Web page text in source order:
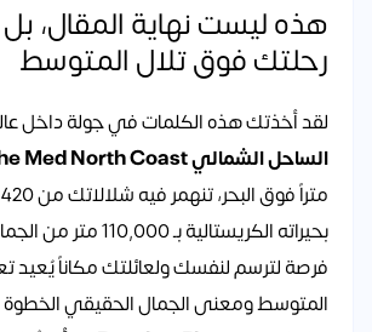
هذه ليست نهاية المقال، بل
رحلتك فوق تلال المتوسط
لقد أخذتك هذه الكلمات في جولة داخل
الساحل الشمالي The Med North Coast
بحيراته الكريستالية بـ
فرصة لترسم لنفسك ولعائلتك مكاناً يُعيد
المتوسط ومعنى الجمال الحقيقي الخطوة